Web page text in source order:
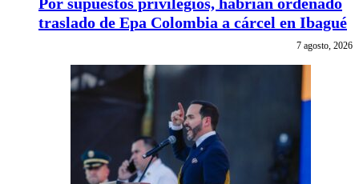
traslado de Epa Colombia a cárcel en Ibagué
7 agosto, 2026